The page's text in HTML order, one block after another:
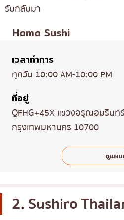
รับกลับมา
Hama Sushi
เวลาทำการ
ทุกวัน 10:00 AM-10:00 PM
ที่อยู่
QFHG+45X แขวงอรุณอมรินท
กรุงเทพมหานคร 10700
ดูแผ
2. Sushiro